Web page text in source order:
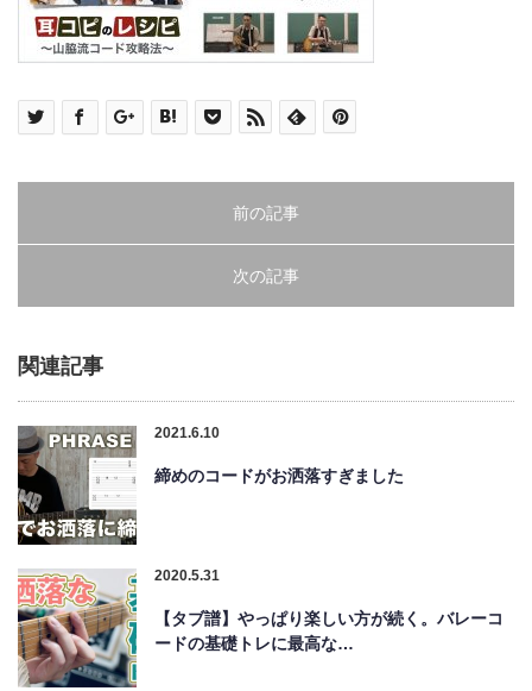
前の記事
次の記事
関連記事
2021.6.10
締めのコードがお洒落すぎました
2020.5.31
【タブ譜】やっぱり楽しい方が続く。バレーコ
ードの基礎トレに最高な…